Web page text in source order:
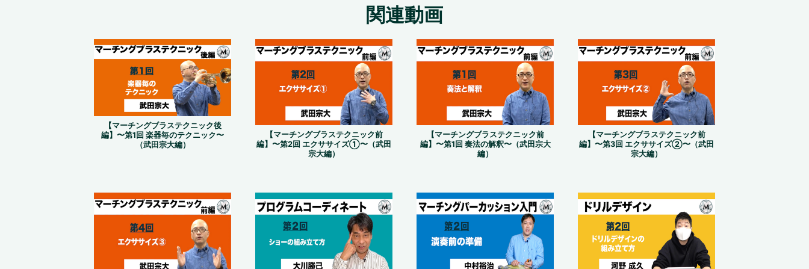
関連動画
【マーチングブラステクニック後
編】〜第1回 楽器毎のテクニック〜
（武田宗大編）
【マーチングブラステクニック前
編】〜第2回 エクササイズ①〜（武田
宗大編）
【マーチングブラステクニック前
編】〜第1回 奏法の解釈〜（武田宗大
編）
【マーチングブラステクニック前
編】〜第3回 エクササイズ②〜（武田
宗大編）